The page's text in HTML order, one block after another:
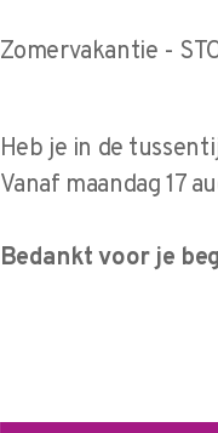
inzicht in de
Statistical
Zomervakantie -
Heb je in de
Vanaf maandag 17
Bedankt voor je